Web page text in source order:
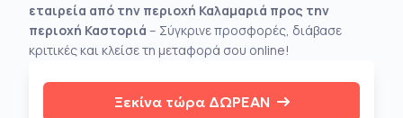
εταιρεία από την περιοχή Καλαμαριά προς την
περιοχή Καστοριά – Σύγκρινε προσφορές, διάβασε
κριτικές και κλείσε τη μεταφορά σου online!
Ξεκίνα τώρα ΔΩΡΕΑΝ